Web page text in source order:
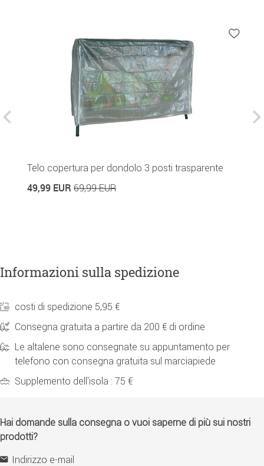
Telo copertura per dondolo 3 posti trasparente
49,99 EUR 69,99 EUR
Informazioni sulla spedizione
costi di spedizione 5,95 €
Consegna gratuita a partire da 200 € di ordine
Le altalene sono consegnate su appuntamento per
telefono con consegna gratuita sul marciapiede
Supplemento dell'isola : 75 €
Hai domande sulla consegna o vuoi saperne di più sui nostri
prodotti?
Indirizzo e-mail